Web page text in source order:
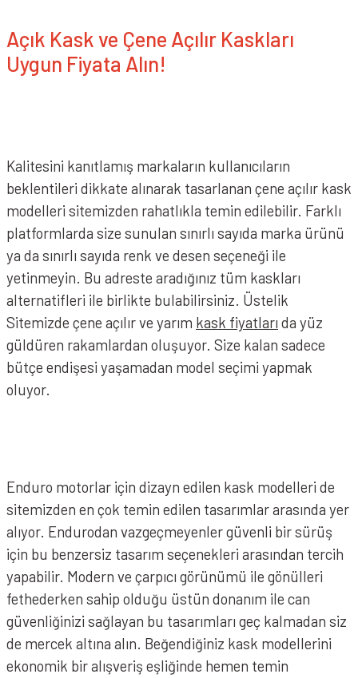
Açık Kask ve Çene Açılır Kaskları
Uygun Fiyata Alın!
Kalitesini kanıtlamış markaların kullanıcıların
beklentileri dikkate alınarak tasarlanan çene açılır kask
modelleri sitemizden rahatlıkla temin edilebilir. Farklı
platformlarda size sunulan sınırlı sayıda marka ürünü
ya da sınırlı sayıda renk ve desen seçeneği ile
yetinmeyin. Bu adreste aradığınız tüm kaskları
alternatifleri ile birlikte bulabilirsiniz. Üstelik
Sitemizde çene açılır ve yarım kask fiyatları da yüz
güldüren rakamlardan oluşuyor. Size kalan sadece
bütçe endişesi yaşamadan model seçimi yapmak
oluyor.
Enduro motorlar için dizayn edilen kask modelleri de
sitemizden en çok temin edilen tasarımlar arasında yer
alıyor. Endurodan vazgeçmeyenler güvenli bir sürüş
için bu benzersiz tasarım seçenekleri arasından tercih
yapabilir. Modern ve çarpıcı görünümü ile gönülleri
fethederken sahip olduğu üstün donanım ile can
güvenliğinizi sağlayan bu tasarımları geç kalmadan siz
de mercek altına alın. Beğendiğiniz kask modellerini
ekonomik bir alışveriş eşliğinde hemen temin